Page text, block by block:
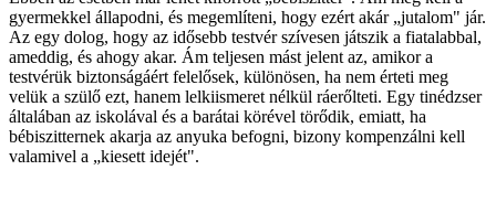
gyermekkel állapodni, és megemlíteni, hogy ezért akár „jutalom" jár.
Az egy dolog, hogy az idősebb testvér szívesen játszik a fiatalabbal,
ameddig, és ahogy akar. Ám teljesen mást jelent az, amikor a
testvérük biztonságáért felelősek, különösen, ha nem érteti meg
velük a szülő ezt, hanem lelkiismeret nélkül ráerőlteti. Egy tinédzser
általában az iskolával és a barátai körével törődik, emiatt, ha
bébiszitternek akarja az anyuka befogni, bizony kompenzálni kell
valamivel a „kiesett idejét".